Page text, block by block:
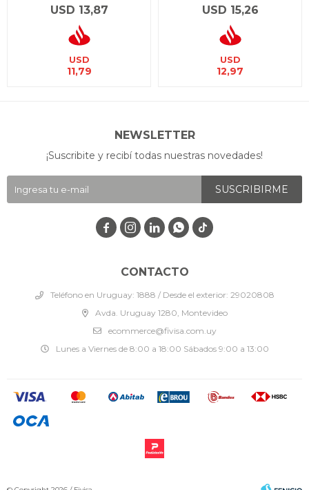
USD 13,87
USD
11,79
USD 15,26
USD
12,97
CONTACTO
Teléfono en Uruguay: 1888 / Desde el exterior: 29020808
Avda. Uruguay 1280, Montevideo
ecommerce@fivisa.com.uy
Lunes a Viernes de 8:00 a 18:00 Sábados 9:00 a 13:00
NEWSLETTER
¡Suscribite y recibí todas nuestras novedades!
SUSCRIBIRME
   